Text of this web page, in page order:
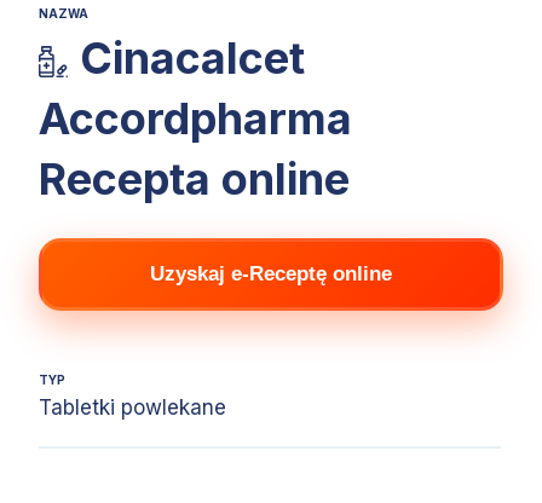
NAZWA
Cinacalcet
Accordpharma
Recepta online
Uzyskaj e-Receptę online
TYP
Tabletki powlekane